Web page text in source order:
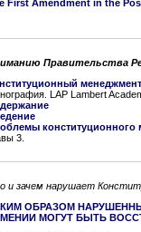
First Amendment in the
Правительства
LAP Lambert
конституционного
3.
и зачем нарушает
ОБРАЗОМ
МОГУТ БЫТЬ